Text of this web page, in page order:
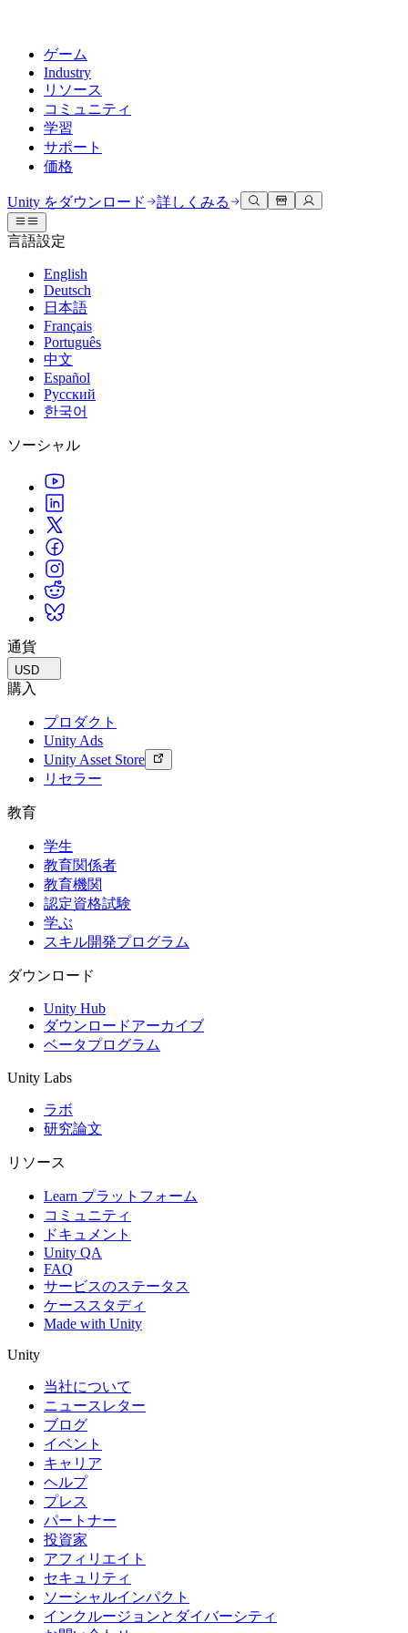
ゲーム
Industry
リソース
コミュニティ
学習
サポート
価格
Unityエンジン
任意のプラットフォーム向けに2Dおよび3Dゲームを構築
共同作業
チームでの共同作業と迅速なイテレーション
Unity をダウンロード
プランと価格
デプロイ
Unity がサポートする 25 以上のプラットフォームを見る
LiveOps
ローンチ後のインサイトとライブゲームオペレーション
成長
詳しく見る
発見され、モバイルユーザーを獲得する
ストアとD2C全体でIAPを管理
収益化
Unity で宣伝
Unity で収益化
活用事例
モバイルゲーム
Unity でモバイル向けヒット作を制作して成長させる
インディーゲーム
少人数のチームで大規模なゲームを開発する
XR ゲーム
XR ゲームを複数プラットフォーム向けにローンチする
マルチプレイヤーゲーム
マルチプレイヤーゲーム制作を簡素化
3Dコラボレーション
リアルタイムで3Dプロジェクトを構築およびレビューする
没入型トレーニング
没入型環境でのトレーニング
顧客体験
インタラクティブな3D体験を作成する
業界
運用の卓越性を達成する
小売
店内体験をオンライン体験に変換する
自動車
イノベーションと車内体験を促進する
すべての業界を見る
ドキュメント
公式ユーザーマニュアルとAPIリファレンス
開発者ツール
リリースバージョンと問題追跡
ロードマップ
今後の機能をレビューする
技術用語のライブラリ
ケーススタディ
実際の成功事例
ベストプラクティスガイド
専門家のヒントとコツ
デモ
デモ、サンプル、ビルディングブロック
すべてのリソース
新機能
ブログ
更新情報、情報、技術的ヒント
お知らせ
ニュース、ストーリー、プレスセンター
ディスカッション
議論、問題解決、つながる
イベント
グローバルおよびローカルイベント
コミュニティストーリー
Made with Unity
Unityクリエイターの紹介
ライブストリーム
Unity Awards
世界中のUnityクリエイターを祝う
Unity Learn
無料でUnityスキルをマスターする
プロフェッショナルトレーニング
Unityトレーナーでチームをレベルアップ
Unity初心者向け
スタートガイド
学習を開始しましょう
Unity は初めてですか？旅を始めましょう
ハウツーガイド
実用的なヒントとベストプラクティス
教育
学生向け
キャリアをスタートさせる
教育を大幅に強化
教育機関向けライセンス
認定教材
Unityのマスタリーを証明する
ヘルプを得る
Unityで成功するためのサポート
Success Plan
専門的なサポートで目標を早く達成する
FAQ
よくある質問への回答
お問い合わせ
Unity をダウンロード 詳しくみる
言語設定
English
Deutsch
日本語
Français
Português
中文
Español
Русский
한국어
ソーシャル
通貨
USD
購入
プロダクト
Unity Ads
Unity Asset Store
リセラー
教育
学生
教育関係者
教育機関
認定資格試験
学ぶ
スキル開発プログラム
ダウンロード
Unity Hub
ダウンロードアーカイブ
ベータプログラム
Unity Labs
ラボ
研究論文
リソース
Learn プラットフォーム
コミュニティ
ドキュメント
Unity QA
FAQ
サービスのステータス
ケーススタディ
Made with Unity
Unity
当社について
ニュースレター
ブログ
イベント
キャリア
ヘルプ
プレス
パートナー
投資家
アフィリエイト
セキュリティ
ソーシャルインパクト
インクルージョンとダイバーシティ